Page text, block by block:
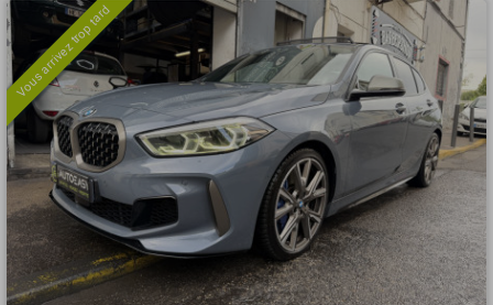
Vous arrivez trop tard